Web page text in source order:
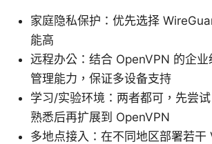
家庭隐私保护：优先选择
能高
远程办公：结合 OpenVPN 的企
管理能力，保证多设备支持
学习/实验环境：两者都可，先尝
熟悉后再扩展到 OpenVPN
多地点接入：在不同地区部署若干